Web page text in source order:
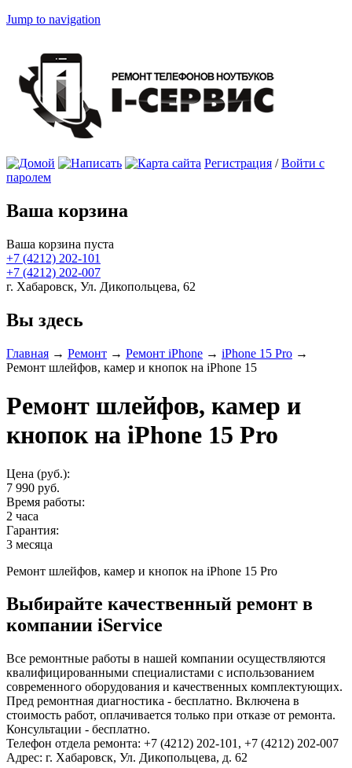
Jump to navigation
Регистрация /Войти с
паролем
Ваша корзина
Ваша корзина пуста
+7 (4212) 202-101
+7 (4212) 202-007
г. Хабаровск, Ул. Дикопольцева, 62
Вы здесь
Главная → Ремонт → Ремонт iPhone → iPhone 15 Pro →
Ремонт шлейфов, камер и кнопок на iPhone 15
Ремонт шлейфов, камер и
кнопок на iPhone 15 Pro
Цена (руб.):
7 990 руб.
Время работы:
2 часа
Гарантия:
3 месяца
Ремонт шлейфов, камер и кнопок на iPhone 15 Pro
Выбирайте качественный ремонт в
компании iService
Все ремонтные работы в нашей компании осуществляются
квалифицированными специалистами с использованием
современного оборудования и качественных комплектующих.
Пред ремонтная диагностика - бесплатно. Включена в
стоимость работ, оплачивается только при отказе от ремонта.
Консультации - бесплатно.
Телефон отдела ремонта: +7 (4212) 202-101, +7 (4212) 202-007
Адрес: г. Хабаровск, Ул. Дикопольцева, д. 62